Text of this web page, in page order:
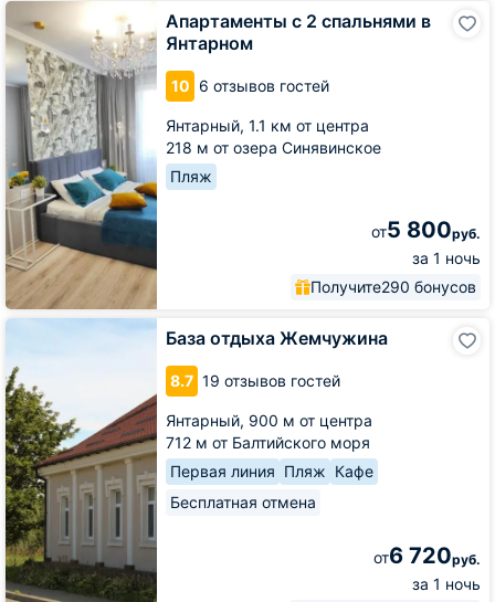
Апартаменты с 2 спальнями в
Янтарном
10 6 отзывов гостей
Янтарный, 1.1 км от центра
218 м от озера Синявинское
Пляж
от5 800руб.
за 1 ночь
Получите290 бонусов
Апартаменты
с
2
спальнями
в
Янтарном
База отдыха Жемчужина
8.7 19 отзывов гостей
Янтарный, 900 м от центра
712 м от Балтийского моря
Первая линия Пляж Кафе
Бесплатная отмена
от6 720руб.
за 1 ночь
База
Жемчужина